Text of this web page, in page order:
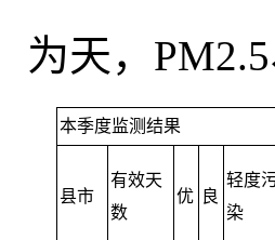
为天，
本季度监测结果
县市
有效天
数
优 良
轻度
染